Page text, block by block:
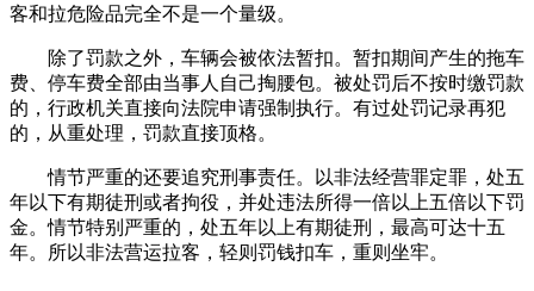
客和拉危险品完全不是一个量级。
除了罚款之外，车辆会被依法暂扣。暂扣期间产生的拖车
费、停车费全部由当事人自己掏腰包。被处罚后不按时缴罚款
的，行政机关直接向法院申请强制执行。有过处罚记录再犯
的，从重处理，罚款直接顶格。
情节严重的还要追究刑事责任。以非法经营罪定罪，处五
年以下有期徒刑或者拘役，并处违法所得一倍以上五倍以下罚
金。情节特别严重的，处五年以上有期徒刑，最高可达十五
年。所以非法营运拉客，轻则罚钱扣车，重则坐牢。